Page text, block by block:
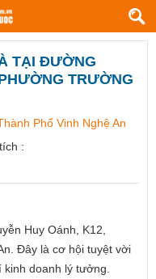
TẠI ĐƯỜNG
TRƯỜNG
Phố Vinh Nghệ An
:
Huy Oánh, K12,
Đây là cơ hội tuyệt vời
doanh lý tưởng.